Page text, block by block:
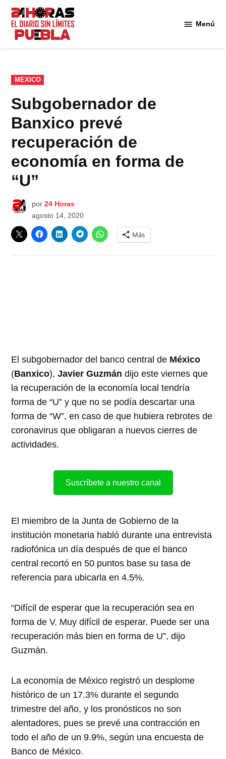
Saltar
contenido
Menú
PUBLICADO
EN
MEXICO
Subgobernador de
Banxico prevé
recuperación de
economía en forma de
“U”
por 24 Horas
agosto 14, 2020
Más
El subgobernador del banco central de México
(Banxico),Javier Guzmán dijo este viernes que
la recuperación de la economía local tendría
forma de “U” y que no se podía descartar una
forma de “W”, en caso de que hubiera rebrotes de
coronavirus que obligaran a nuevos cierres de
actividades.
Suscríbete a nuestro canal
El miembro de la Junta de Gobierno de la
institución monetaria habló durante una entrevista
radiofónica un día después de que el banco
central recortó en 50 puntos base su tasa de
referencia para ubicarla en 4.5%.
“Difícil de esperar que la recuperación sea en
forma de V. Muy difícil de esperar. Puede ser una
recuperación más bien en forma de U”, dijo
Guzmán.
La economía de México registró un desplome
histórico de un 17.3% durante el segundo
trimestre del año, y los pronósticos no son
alentadores, pues se prevé una contracción en
todo el año de un 9.9%, según una encuesta de
Banco de México.